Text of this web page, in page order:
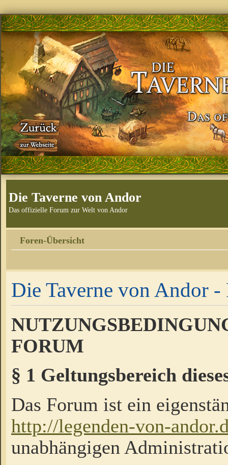
Die Taverne von Andor
Das offizielle Forum zur Welt von Andor
Foren-Übersicht
Die Taverne von Andor -
FORUM
§ 1 Geltungsbereich
Das Forum ist ein
http://legenden-von-
unabhängigen